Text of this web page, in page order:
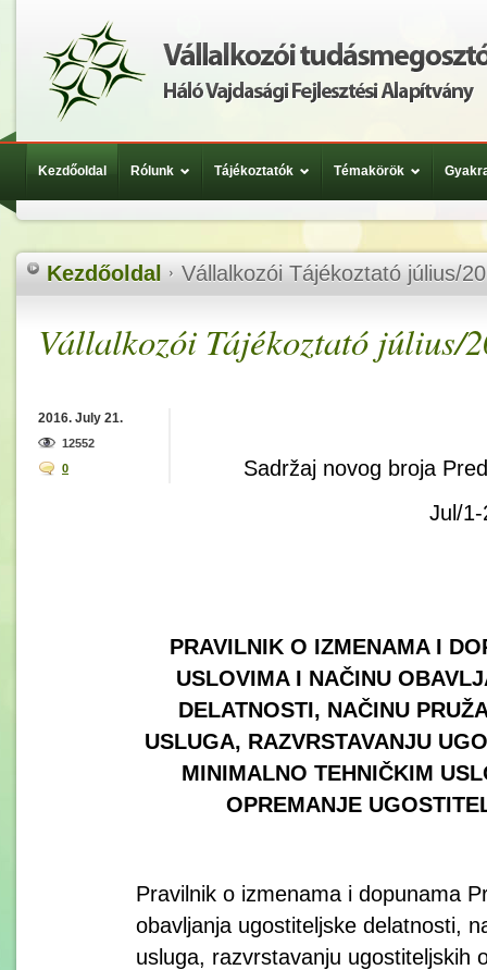
Kezdőoldal Rólunk Tájékoztatók Témakörök
Kezdőoldal Vállalkozói Tájékoztató július/
Vállalkozói Tájékoztató július/
2016. July 21.
12552
0
Sadržaj novog broja
Jul/1-
PRAVILNIK O IZMENAMA I
USLOVIMA I NAČINU
DELATNOSTI, NAČINU
USLUGA, RAZVRSTAVANJU
MINIMALNO TEHNIČKIM
OPREMANJE
Pravilnik o izmenama i dopunama
obavljanja ugostiteljske delatnosti,
usluga, razvrstavanju ugostiteljskih